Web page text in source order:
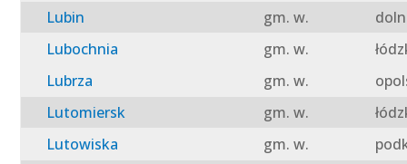
Lubin
gm. w.
Lubochnia
gm. w.
Lubrza
gm. w.
Lutomiersk
gm. w.
Lutowiska
gm. w.